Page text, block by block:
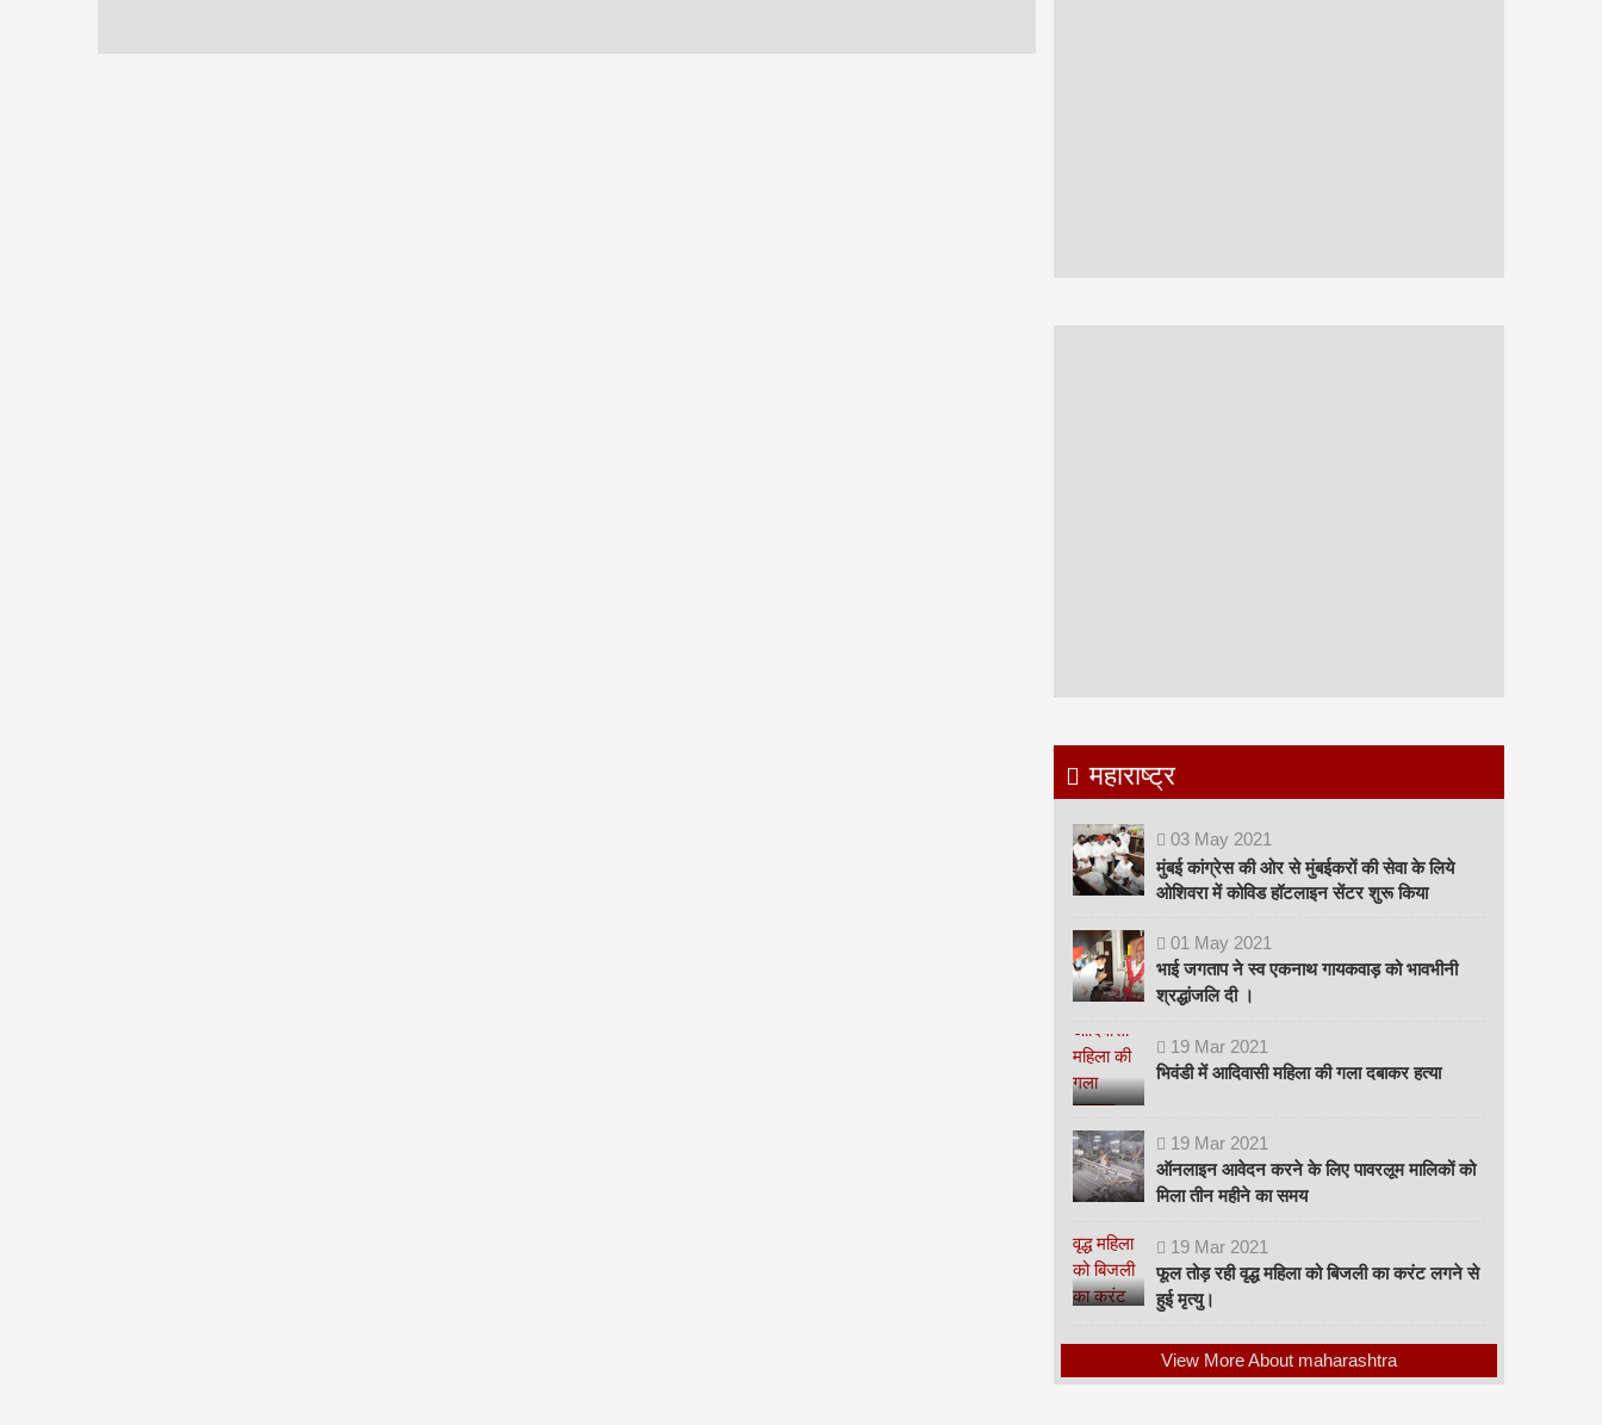
महाराष्ट्र
03 May 2021
मुंबई कांग्रेस की ओर से मुंबईकरों की सेवा के लिये
ओशिवरा में कोविड हॉटलाइन सेंटर शुरू किया
01 May 2021
भाई जगताप ने स्व एकनाथ गायकवाड़ को भावभीनी
श्रद्धांजलि दी ।
19 Mar 2021
भिवंडी में आदिवासी महिला की गला दबाकर हत्या
19 Mar 2021
ऑनलाइन आवेदन करने के लिए पावरलूम मालिकों को
मिला तीन महीने का समय
19 Mar 2021
फूल तोड़ रही वृद्ध महिला को बिजली का करंट लगने से
हुई मृत्यु।
View More About maharashtra